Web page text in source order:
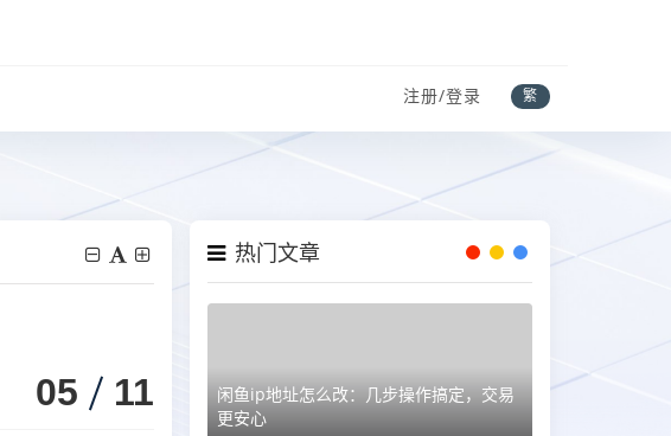
注册/登录 繁
05 11
热门文章
闲鱼ip地址怎么改：几步操作搞定，交易
更安心